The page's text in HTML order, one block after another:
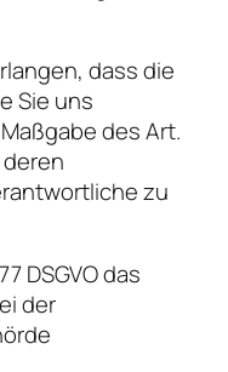
dass die
Sie uns
des Art.
deren
zu
DSGVO das
der